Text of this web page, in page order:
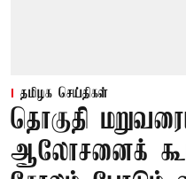
தமிழக செய்திகள்
தொகுதி
ஆலோசனைக்